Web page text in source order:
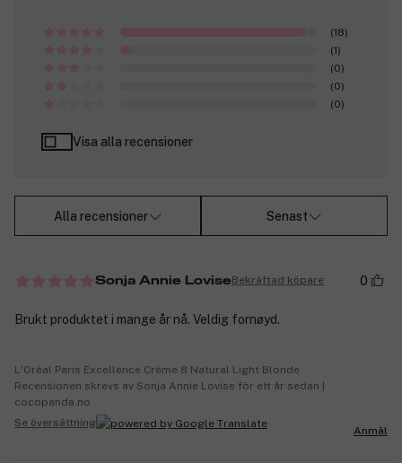
(18)
(1)
(0)
(0)
(0)
Visa alla recensioner
Alla recensioner Senast
Sonja Annie LoviseBekräftad köpare 0
Brukt produktet i mange år nå. Veldig fornøyd.
L'Oréal Paris Excellence Crème 8 Natural Light Blonde
Recensionen skrevs av Sonja Annie Lovise för ett år sedan |
cocopanda.no
Se översättning
Anmäl